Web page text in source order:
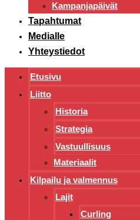
Kampanjapäivät
Tapahtumat
Medialle
Yhteystiedot
Etusivu
Liitto
Historia
Strategia
Vastuullisuus
Materiaalit
Kilpailu ja valmennus
Lajit
Curling